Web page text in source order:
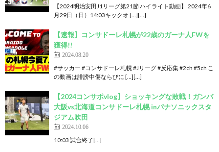
【2024明治安田J1リーグ第21節 ハイライト動画】 2024年6
月29日（日）14:03キックオ […][…]
【速報】コンサドーレ札幌が22歳のガーナ人FWを
獲得!!
2024.08.20
#サッカー #コンサドーレ札幌 #Jリーグ #反応集 #2ch #5ch こ
の動画は誹謗中傷ならびに […][…]
【2024コンサポvlog】ショッキングな敗戦！ガンバ
大阪vs北海道コンサドーレ札幌 inパナソニックスタ
ジアム吹田
2024.10.06
10:03 試合終了[…]